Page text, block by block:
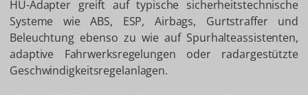
HU-Adapter greift auf typische sicherheitstechnische
Systeme wie ABS, ESP, Airbags, Gurtstraffer und
Beleuchtung ebenso zu wie auf Spurhalteassistenten,
adaptive Fahrwerksregelungen oder radargestützte
Geschwindigkeitsregelanlagen.